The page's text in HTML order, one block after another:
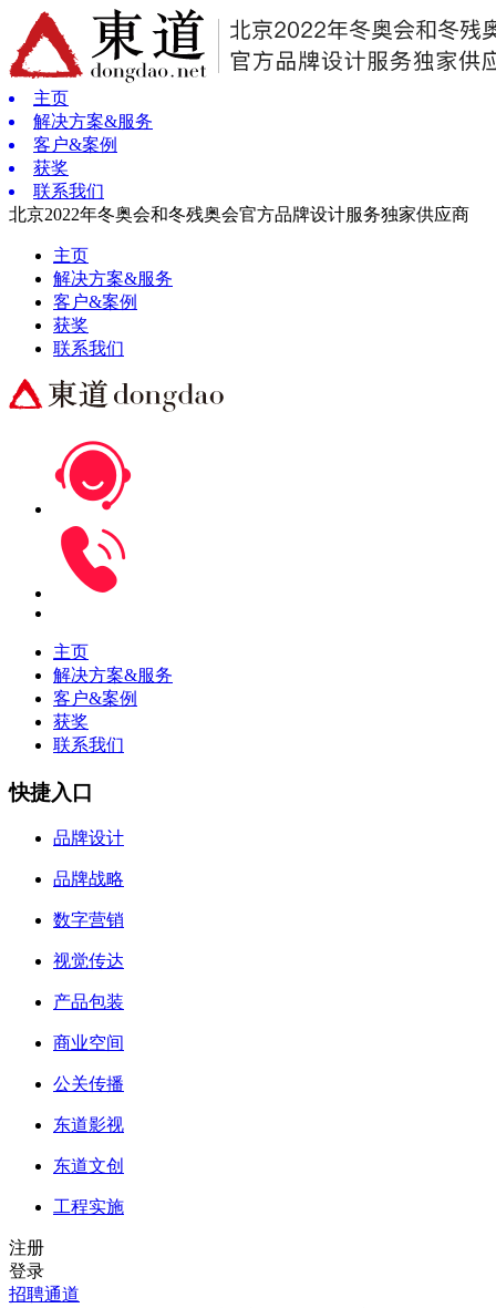
主页
解决方案&服务
客户&案例
获奖
联系我们
北京2022年冬奥会和冬残奥会官方品牌设计服务独家供应商
主页
解决方案&服务
客户&案例
获奖
联系我们
主页
解决方案&服务
客户&案例
获奖
联系我们
快捷入口
品牌设计
品牌战略
数字营销
视觉传达
产品包装
商业空间
公关传播
东道影视
东道文创
工程实施
注册
登录
招聘通道